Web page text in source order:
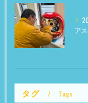
ア
タグ Tags